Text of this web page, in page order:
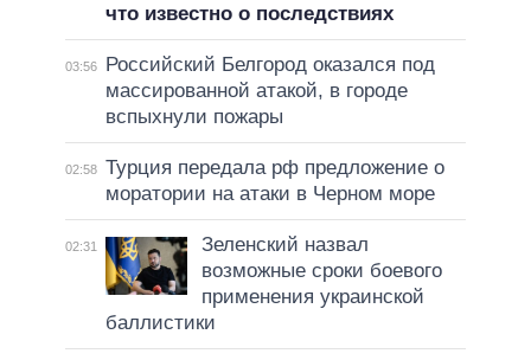
что известно о последствиях
03:56
Российский Белгород оказался под
массированной атакой, в городе
вспыхнули пожары
02:58 Турция передала рф предложение о
моратории на атаки в Черном море
02:31
Зеленский назвал
возможные сроки боевого
применения украинской
баллистики